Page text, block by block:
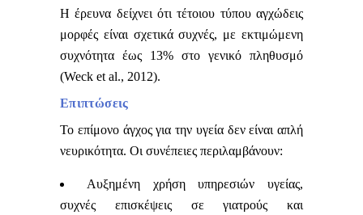
Η έρευνα δείχνει ότι τέτοιου τύπου αγχώδεις
μορφές είναι σχετικά συχνές, με εκτιμώμενη
συχνότητα έως 13% στο γενικό πληθυσμό
(Weck et al., 2012).
Επιπτώσεις
Το επίμονο άγχος για την υγεία δεν είναι απλή
νευρικότητα. Οι συνέπειες περιλαμβάνουν:
Αυξημένη χρήση υπηρεσιών υγείας,
συχνές επισκέψεις σε γιατρούς και